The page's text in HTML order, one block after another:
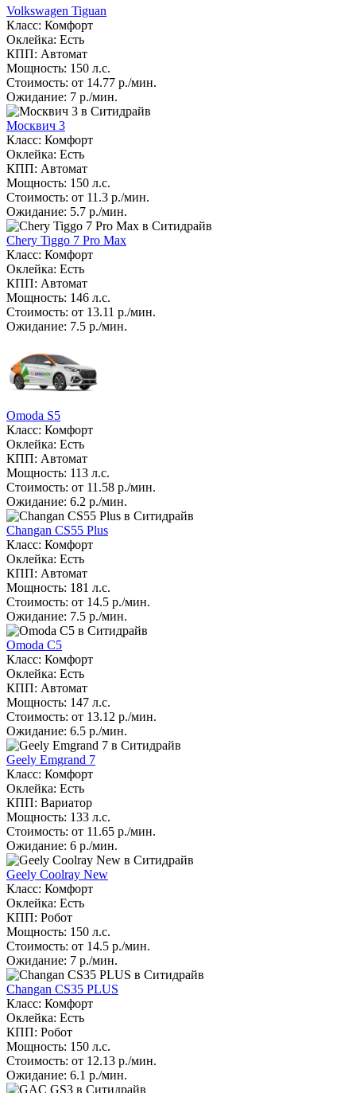
Volkswagen Tiguan
Класс: Комфорт
Оклейка: Есть
КПП: Автомат
Мощность: 150 л.с.
Стоимость: от 14.77 р./мин.
Ожидание: 7 р./мин.
Москвич 3
Класс: Комфорт
Оклейка: Есть
КПП: Автомат
Мощность: 150 л.с.
Стоимость: от 11.3 р./мин.
Ожидание: 5.7 р./мин.
Chery Tiggo 7 Pro Max
Класс: Комфорт
Оклейка: Есть
КПП: Автомат
Мощность: 146 л.с.
Стоимость: от 13.11 р./мин.
Ожидание: 7.5 р./мин.
Omoda S5
Класс: Комфорт
Оклейка: Есть
КПП: Автомат
Мощность: 113 л.с.
Стоимость: от 11.58 р./мин.
Ожидание: 6.2 р./мин.
Changan CS55 Plus
Класс: Комфорт
Оклейка: Есть
КПП: Автомат
Мощность: 181 л.с.
Стоимость: от 14.5 р./мин.
Ожидание: 7.5 р./мин.
Omoda C5
Класс: Комфорт
Оклейка: Есть
КПП: Автомат
Мощность: 147 л.с.
Стоимость: от 13.12 р./мин.
Ожидание: 6.5 р./мин.
Geely Emgrand 7
Класс: Комфорт
Оклейка: Есть
КПП: Вариатор
Мощность: 133 л.с.
Стоимость: от 11.65 р./мин.
Ожидание: 6 р./мин.
Geely Coolray New
Класс: Комфорт
Оклейка: Есть
КПП: Робот
Мощность: 150 л.с.
Стоимость: от 14.5 р./мин.
Ожидание: 7 р./мин.
Changan CS35 PLUS
Класс: Комфорт
Оклейка: Есть
КПП: Робот
Мощность: 150 л.с.
Стоимость: от 12.13 р./мин.
Ожидание: 6.1 р./мин.